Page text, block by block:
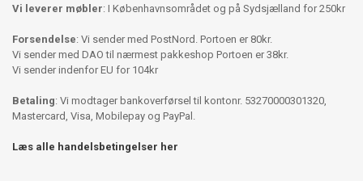
Vi leverer møbler: I Københavnsområdet og på Sydsjælland for 250kr
Forsendelse: Vi sender med PostNord. Portoen er 80kr.
Vi sender med DAO til nærmest pakkeshop Portoen er 38kr.
Vi sender indenfor EU for 104kr
Betaling: Vi modtager bankoverførsel til kontonr. 53270000301320,
Mastercard, Visa, Mobilepay og PayPal.
Læs alle handelsbetingelser her